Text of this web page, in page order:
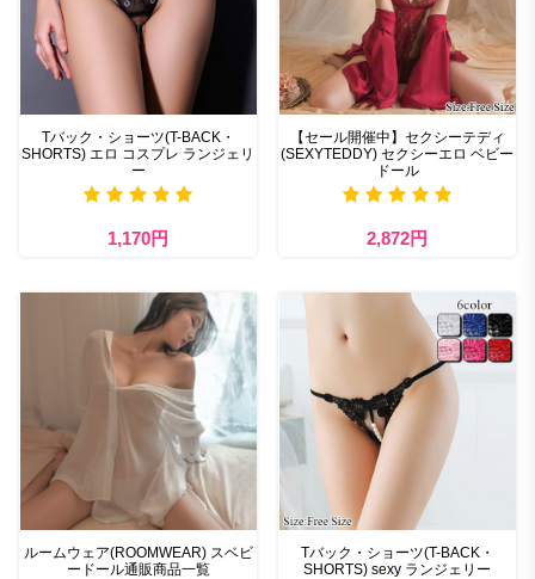
Tバック・ショーツ(T-BACK・
SHORTS) エロ コスプレ ランジェリ
ー
1,170円
【セール開催中】セクシーテディ
(SEXYTEDDY) セクシーエロ ベビー
ドール
2,872円
ルームウェア(ROOMWEAR) スベビ
ードール通販商品一覧
Tバック・ショーツ(T-BACK・
SHORTS) sexy ランジェリー